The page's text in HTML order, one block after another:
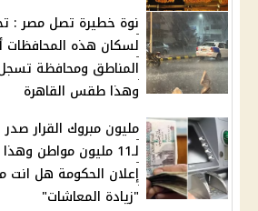
نوة خطيرة تصل مصر :
لسكان هذه المحافظات
وهذا طقس القاهرة
مليون مبروك القرار
لـ11 مليون مواطن
إعلان الحكومة هل انت
"زيادة المعاشات"